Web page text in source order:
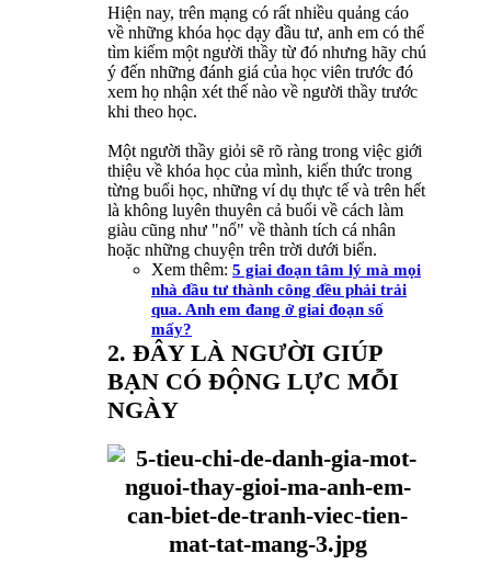
Hiện nay, trên mạng có rất nhiều quảng cáo
về những khóa học dạy đầu tư, anh em có thể
tìm kiếm một người thầy từ đó nhưng hãy chú
ý đến những đánh giá của học viên trước đó
xem họ nhận xét thế nào về người thầy trước
khi theo học.
Một người thầy giỏi sẽ rõ ràng trong việc giới
thiệu về khóa học của mình, kiến thức trong
từng buổi học, những ví dụ thực tế và trên hết
là không luyên thuyên cả buổi về cách làm
giàu cũng như "nổ" về thành tích cá nhân
hoặc những chuyện trên trời dưới biển.
Xem thêm: 5 giai đoạn tâm lý mà mọi
nhà đầu tư thành công đều phải trải
qua. Anh em đang ở giai đoạn số
mấy?
2. ĐÂY LÀ NGƯỜI GIÚP
BẠN CÓ ĐỘNG LỰC MỖI
NGÀY